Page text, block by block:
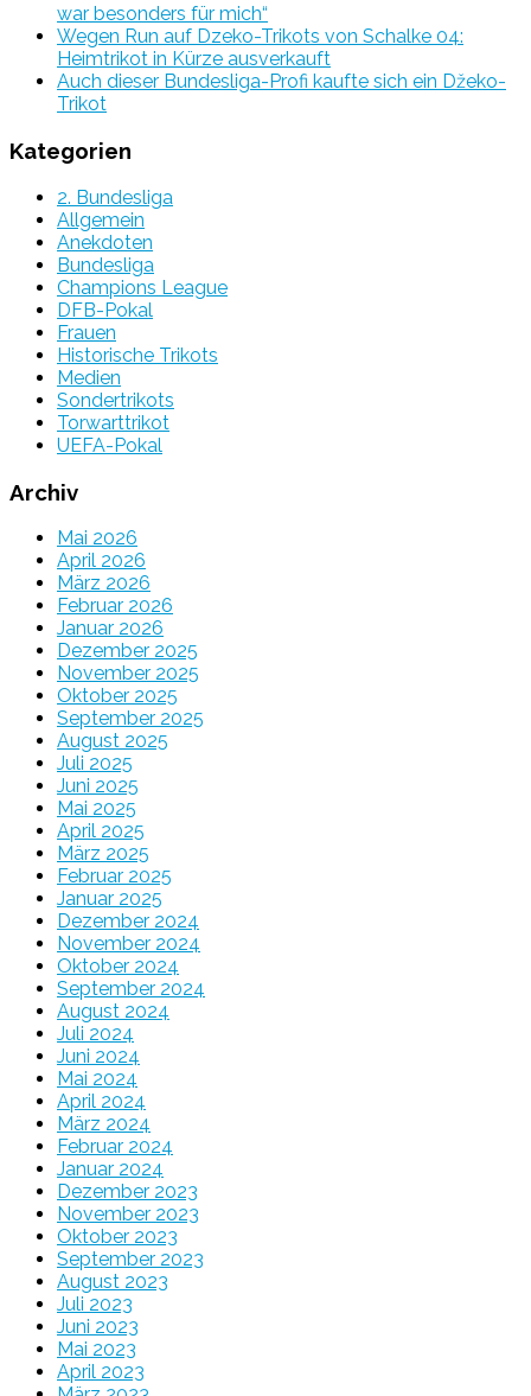
war besonders für mich“
Wegen Run auf Dzeko-Trikots von Schalke 04:
Heimtrikot in Kürze ausverkauft
Auch dieser Bundesliga-Profi kaufte sich ein Džeko-
Trikot
Kategorien
2. Bundesliga
Allgemein
Anekdoten
Bundesliga
Champions League
DFB-Pokal
Frauen
Historische Trikots
Medien
Sondertrikots
Torwarttrikot
UEFA-Pokal
Archiv
Mai 2026
April 2026
März 2026
Februar 2026
Januar 2026
Dezember 2025
November 2025
Oktober 2025
September 2025
August 2025
Juli 2025
Juni 2025
Mai 2025
April 2025
März 2025
Februar 2025
Januar 2025
Dezember 2024
November 2024
Oktober 2024
September 2024
August 2024
Juli 2024
Juni 2024
Mai 2024
April 2024
März 2024
Februar 2024
Januar 2024
Dezember 2023
November 2023
Oktober 2023
September 2023
August 2023
Juli 2023
Juni 2023
Mai 2023
April 2023